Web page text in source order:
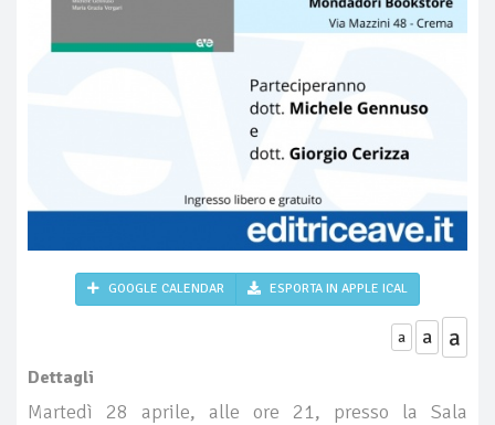
GOOGLE CALENDAR ESPORTA IN APPLE ICAL
a a a
Dettagli
Martedì 28 aprile, alle ore 21, presso la Sala